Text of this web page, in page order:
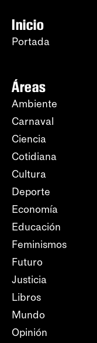
Inicio
Portada
Áreas
Ambiente
Carnaval
Ciencia
Cotidiana
Cultura
Deporte
Economía
Educación
Feminismos
Futuro
Justicia
Libros
Mundo
Opinión